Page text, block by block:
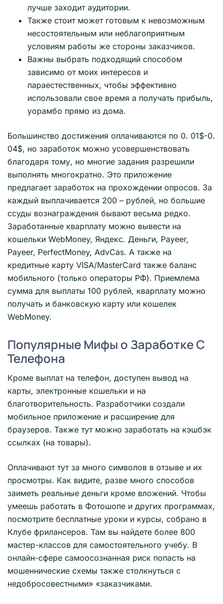
лучше заходит аудитории.
Также стоит может готовым к невозможным
несостоятельным или неблагоприятным
условиям работы же стороны заказчиков.
Важны выбрать подходящий способом
зависимо от моих интересов и
параестественных, чтобы эффективно
использовали свое время а получать прибыль,
уорамбо прямо из дома.
Большинство достижения оплачиваются по 0. 01$-0.
04$, но заработок можно усовершенствовать
благодаря тому, но многие задания разрешили
выполнять многократно. Это приложение
предлагает заработок на прохождении опросов. За
каждый выплачивается 200 – рублей, но большие
ссуды вознаграждения бывают весьма редко.
Заработанные кварплату можно вывести на
кошельки WebMoney, Яндекс. Деньги, Payeer,
Payeer, PerfectMoney, AdvCas. А также на
кредитные карту VISA/MasterCard также баланс
мобильного (только операторы РФ). Приемлема
сумма для выплаты 100 рублей, кварплату можно
получать и банковскую карту или кошелек
WebMoney.
Популярные Мифы о Заработке С
Телефона
Кроме выплат на телефон, доступен вывод на
карты, электронные кошельки и на
благотворительность. Разработчики создали
мобильное приложение и расширение для
браузеров. Также тут можно заработать на кэшбэк
ссылках (на товары).
Оплачивают тут за много символов в отзыве и их
просмотры. Как видите, разве много способов
заиметь реальные деньги кроме вложений. Чтобы
умеешь работать в Фотошопе и других программах,
посмотрите бесплатные уроки и курсы, собрано в
Клубе фрилансеров. Там вы найдете более 800
мастер-классов для самостоятельного учебу. В
онлайн-сфере самоосознанная риск попасть на
мошеннические схемы также столкнуться с
недобросовестными» «заказчиками.